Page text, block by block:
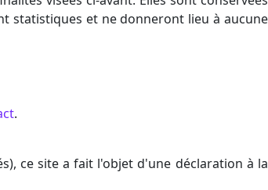
statistiques et ne donneront lieu à aucune
.
ce site a fait l'objet d'une déclaration à la